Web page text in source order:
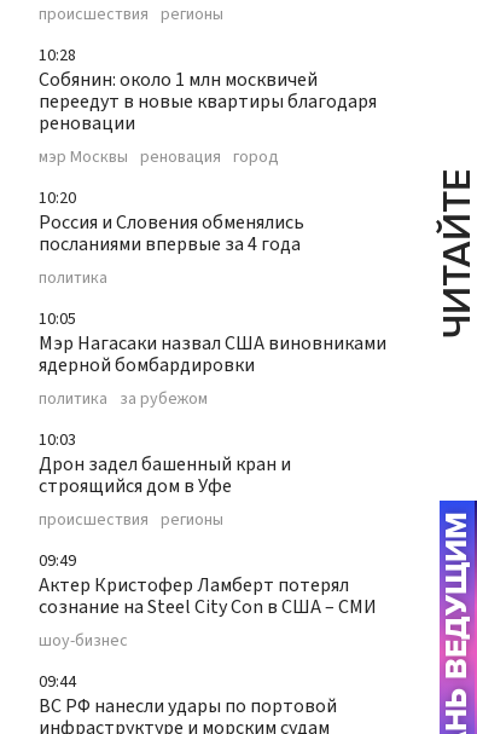
происшествия регионы
10:28
Собянин: около 1 млн москвичей
переедут в новые квартиры благодаря
реновации
мэр Москвы реновация город
10:20
Россия и Словения обменялись
посланиями впервые за 4 года
политика
10:05
Мэр Нагасаки назвал США виновниками
ядерной бомбардировки
политика за рубежом
10:03
Дрон задел башенный кран и
строящийся дом в Уфе
происшествия регионы
09:49
Актер Кристофер Ламберт потерял
сознание на Steel City Con в США – СМИ
шоу-бизнес
09:44
ВС РФ нанесли удары по портовой
инфраструктуре и морским судам
Ч
И
Т
А
Т
Е
Т
А
К
Ж